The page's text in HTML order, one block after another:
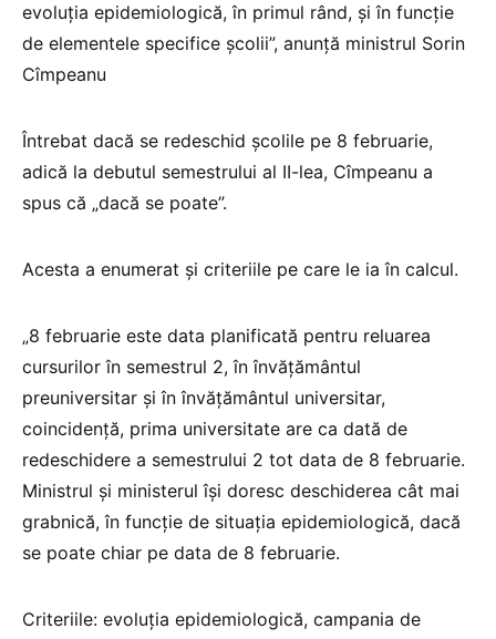
evoluția epidemiologică, în primul rând, și în funcție
de elementele specifice școlii”, anunță ministrul Sorin
Cîmpeanu
Întrebat dacă se redeschid școlile pe 8 februarie,
adică la debutul semestrului al II-lea, Cîmpeanu a
spus că „dacă se poate”.
Acesta a enumerat și criteriile pe care le ia în calcul.
„8 februarie este data planificată pentru reluarea
cursurilor în semestrul 2, în învățământul
preuniversitar și în învățământul universitar,
coincidență, prima universitate are ca dată de
redeschidere a semestrului 2 tot data de 8 februarie.
Ministrul și ministerul își doresc deschiderea cât mai
grabnică, în funcție de situația epidemiologică, dacă
se poate chiar pe data de 8 februarie.
Criteriile: evoluția epidemiologică, campania de